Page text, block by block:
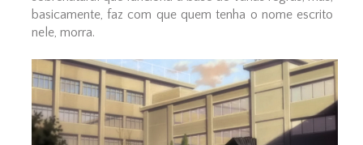
basicamente, faz com que quem tenha o nome escrito
nele, morra.